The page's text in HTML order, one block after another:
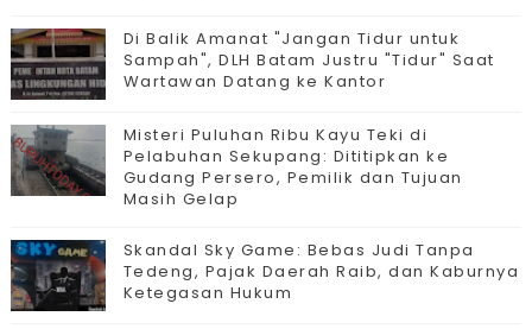
Di Balik Amanat "Jangan Tidur untuk
Sampah", DLH Batam Justru "Tidur" Saat
Wartawan Datang ke Kantor
Misteri Puluhan Ribu Kayu Teki di
Pelabuhan Sekupang: Dititipkan ke
Gudang Persero, Pemilik dan Tujuan
Masih Gelap
Skandal Sky Game: Bebas Judi Tanpa
Tedeng, Pajak Daerah Raib, dan Kaburnya
Ketegasan Hukum